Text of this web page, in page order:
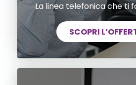
La linea telefonica che ti
SCOPRI